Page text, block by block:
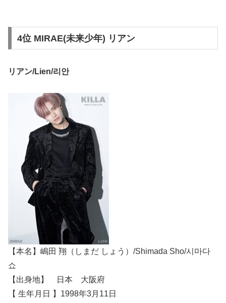
4位 MIRAE(未来少年) リアン
リアン/Lien/리안
【本名】嶋田 翔（しまだ しょう）/Shimada Sho/시마다
쇼
【出身地】 日本 大阪府
【 生年月日 】1998年3月11日